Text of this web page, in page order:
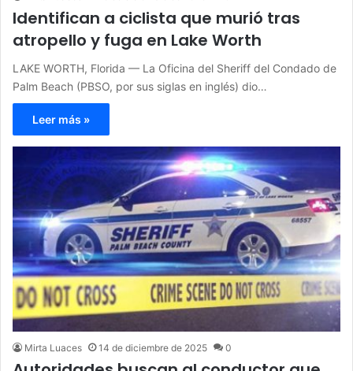
Identifican a ciclista que murió tras
atropello y fuga en Lake Worth
LAKE WORTH, Florida — La Oficina del Sheriff del Condado de
Palm Beach (PBSO, por sus siglas en inglés) dio…
Leer más »
Mirta Luaces 14 de diciembre de 2025 0